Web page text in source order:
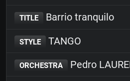
TITLE Barrio tranquilo
STYLE TANGO
ORCHESTRA Pedro